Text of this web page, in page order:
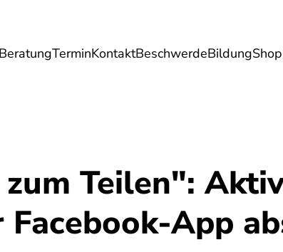
BeratungTerminKontaktBeschwerdeBildungShop
Gesundheit Energie Reise
Teilen":
App